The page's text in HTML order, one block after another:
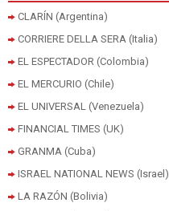
CLARÍN (Argentina)
CORRIERE DELLA SERA (Italia)
EL ESPECTADOR (Colombia)
EL MERCURIO (Chile)
EL UNIVERSAL (Venezuela)
FINANCIAL TIMES (UK)
GRANMA (Cuba)
ISRAEL NATIONAL NEWS (Israel)
LA RAZÓN (Bolivia)